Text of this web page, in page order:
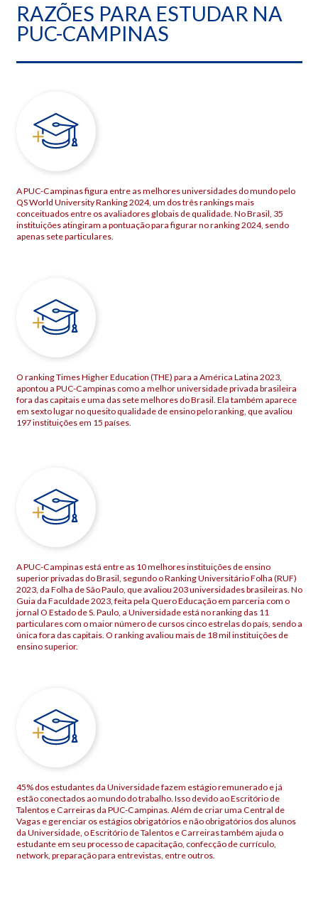
RAZÕES PARA ESTUDAR NA
PUC-CAMPINAS
A PUC-Campinas figura entre as melhores universidades do mundo pelo
QS World University Ranking 2024, um dos três rankings mais
conceituados entre os avaliadores globais de qualidade. No Brasil, 35
instituições atingiram a pontuação para figurar no ranking 2024, sendo
apenas sete particulares.
O ranking Times Higher Education (THE) para a América Latina 2023,
apontou a PUC-Campinas como a melhor universidade privada brasileira
fora das capitais e uma das sete melhores do Brasil. Ela também aparece
em sexto lugar no quesito qualidade de ensino pelo ranking, que avaliou
197 instituições em 15 países.
A PUC-Campinas está entre as 10 melhores instituições de ensino
superior privadas do Brasil, segundo o Ranking Universitário Folha (RUF)
2023, da Folha de São Paulo, que avaliou 203 universidades brasileiras. No
Guia da Faculdade 2023, feita pela Quero Educação em parceria com o
jornal O Estado de S. Paulo, a Universidade está no ranking das 11
particulares com o maior número de cursos cinco estrelas do país, sendo a
única fora das capitais. O ranking avaliou mais de 18 mil instituições de
ensino superior.
45% dos estudantes da Universidade fazem estágio remunerado e já
estão conectados ao mundo do trabalho. Isso devido ao Escritório de
Talentos e Carreiras da PUC-Campinas. Além de criar uma Central de
Vagas e gerenciar os estágios obrigatórios e não obrigatórios dos alunos
da Universidade, o Escritório de Talentos e Carreiras também ajuda o
estudante em seu processo de capacitação, confecção de currículo,
network, preparação para entrevistas, entre outros.